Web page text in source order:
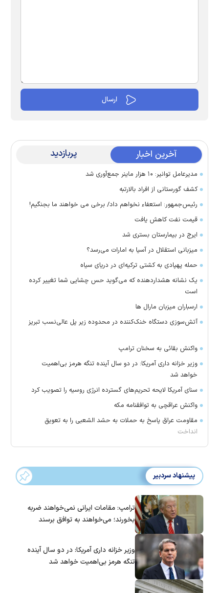
آخرین اخبار پربازدید
مدیرعامل توانیر: ۱۰ هزار ماینر جمع‌آوری شد
کشف گورستانی از افراد بالارتبه
رئیس‌جمهور: استعفاء نخواهم داد/ برخی می خواهند ما بجنگیم!
قیمت نفت کاهش یافت
ایرج در بیمارستان بستری شد
میزبانی استقلال در آسیا به امارات می‌رسد؟
حمله پهپادی به کشتی ترکیه‌ای در دریای سیاه
یک نشانه هشداردهنده که می‌گوید حس چشایی شما تغییر کرده
است
ارسباران میزبان مارال ها
آتش‌سوزی دستگاه خنک‌کننده در محدوده زیر پل عالی‌نسب تبریز
واکنش بقائی به سخنان ترامپ
وزیر خزانه داری آمریکا: در دو سال آینده تنگه هرمز بی‌اهمیت
خواهد شد
سنای آمریکا لایحه تحریم‌های گسترده انرژی روسیه را تصویب کرد
واکنش عراقچی به توافقنامه مکه
مقاومت عراق پاسخ به حملات به حشد الشعبی را به تعویق
انداخت
پیشنهاد سردبیر
ترامپ: مقامات ایرانی نمی‌خواهند ضربه
بخورند؛ می‌خواهند به توافق برسند
وزیر خزانه داری آمریکا: در دو سال آینده
تنگه هرمز بی‌اهمیت خواهد شد